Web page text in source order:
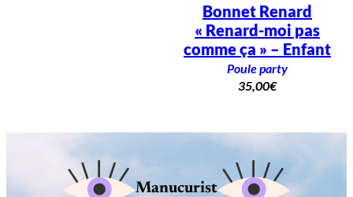
Bonnet Renard
« Renard-moi pas
comme ça » – Enfant
Poule party
35,00€
Manucurist